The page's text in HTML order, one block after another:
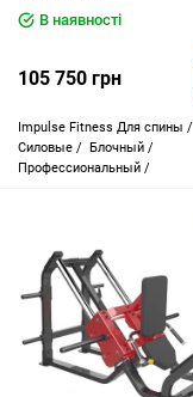
В наявності
105 750 грн
Impulse Fitness Для спины /
Силовые /
Блочный /
Профессиональный /